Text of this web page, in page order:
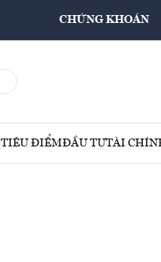
CHỨNG KHOÁN
TIÊU ĐIỂMĐẦU TƯTÀI